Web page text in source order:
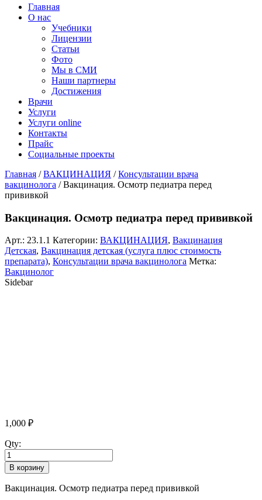
Главная
О нас
Учебники
Лицензии
Статьи
Фото
Мы в СМИ
Наши партнеры
Достижения
Врачи
Услуги
Услуги online
Контакты
Прайс
Социальные проекты
Главная /ВАКЦИНАЦИЯ /Консультации врача
вакцинолога / Вакцинация. Осмотр педиатра перед
прививкой
Вакцинация. Осмотр педиатра перед прививкой
Арт.: 23.1.1 Категории: ВАКЦИНАЦИЯ, Вакцинация
Детская, Вакцинация детская (услуга плюс стоимость
препарата), Консультации врача вакцинолога Метка:
Вакцинолог
Sidebar
1,000 ₽
Qty:
В корзину
Вакцинация. Осмотр педиатра перед прививкой